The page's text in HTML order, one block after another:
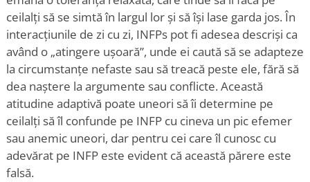
ceilalți să se simtă în largul lor și să își lase garda jos. În
interacțiunile de zi cu zi, INFPs pot fi adesea descriși ca
având o „atingere ușoară”, unde ei caută să se adapteze
la circumstanțe nefaste sau să treacă peste ele, fără să
dea naștere la argumente sau conflicte. Această
atitudine adaptivă poate uneori să îi determine pe
ceilalți să îl confunde pe INFP cu cineva un pic efemer
sau anemic uneori, dar pentru cei care îl cunosc cu
adevărat pe INFP este evident că această părere este
falsă.